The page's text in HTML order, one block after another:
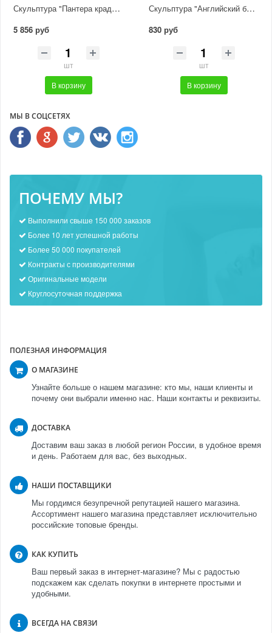
Скульптура "Пантера крадется"
5 856 руб
шт
В корзину
Скульптура "Английский бульдог"
830 руб
шт
В корзину
МЫ В СОЦСЕТЯХ
ПОЧЕМУ МЫ?
Выполнили свыше 150 000 заказов
Более 10 лет успешной работы
Более 50 000 покупателей
Контракты с производителями
Оригинальные модели
Круглосуточная поддержка
ПОЛЕЗНАЯ ИНФОРМАЦИЯ
О МАГАЗИНЕ
Узнайте больше о нашем магазине: кто мы, наши клиенты и
почему они выбрали именно нас. Наши контакты и реквизиты.
ДОСТАВКА
Доставим ваш заказ в любой регион России, в удобное время
и день. Работаем для вас, без выходных.
НАШИ ПОСТАВЩИКИ
Мы гордимся безупречной репутацией нашего магазина.
Ассортимент нашего магазина представляет исключительно
российские топовые бренды.
КАК КУПИТЬ
Ваш первый заказ в интернет-магазине? Мы с радостью
подскажем как сделать покупки в интернете простыми и
удобными.
ВСЕГДА НА СВЯЗИ